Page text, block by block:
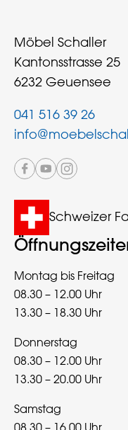
Möbel Schaller
Kantonsstrasse 25
6232 Geuensee
041 516 39 26
Schweizer
Montag bis Freitag
08.30 – 12.00 Uhr
13.30 – 18.30 Uhr
Donnerstag
08.30 – 12.00 Uhr
13.30 – 20.00 Uhr
Samstag